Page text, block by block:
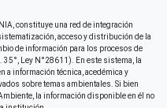
constituye una red de integración
acceso y distribución de la
de información para los procesos de
Ley N°28611). En este sistema, la
a información técnica, acedémica y
sobre temas ambientales. Si bien
la información disponible en él no